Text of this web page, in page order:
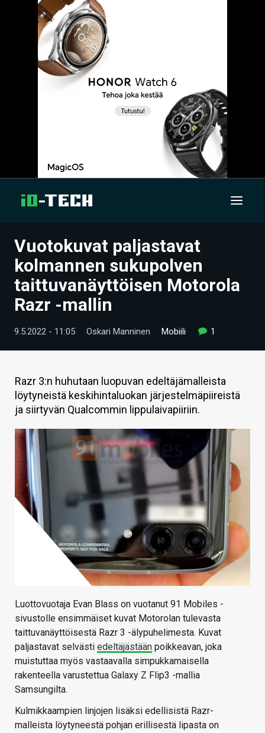
UUTISET
ARTIKKELIT
VIDEOT
TECHBBS
HINTA.FI
KAUPPA
VAIHDA TEEMA
HAKU
Vuotokuvat paljastavat
kolmannen sukupolven
taittuvanäyttöisen Motorola
Razr -mallin
9.5.2022 - 11:05 Oskari Manninen Mobiili 1
Razr 3:n huhutaan luopuvan edeltäjämalleista
löytyneistä keskihintaluokan järjestelmäpiireistä
ja siirtyvän Qualcommin lippulaivapiiriin.
Luottovuotaja Evan Blass on vuotanut 91 Mobiles -
sivustolle ensimmäiset kuvat Motorolan tulevasta
taittuvanäyttöisestä Razr 3 -älypuhelimesta. Kuvat
paljastavat selvästi edeltäjästään poikkeavan, joka
muistuttaa myös vastaavalla simpukkamaisella
rakenteella varustettua Galaxy Z Flip3 -mallia
Samsungilta.
Kulmikkaampien linjojen lisäksi edellisistä Razr-
malleista löytyneestä pohjan erillisestä lipasta on